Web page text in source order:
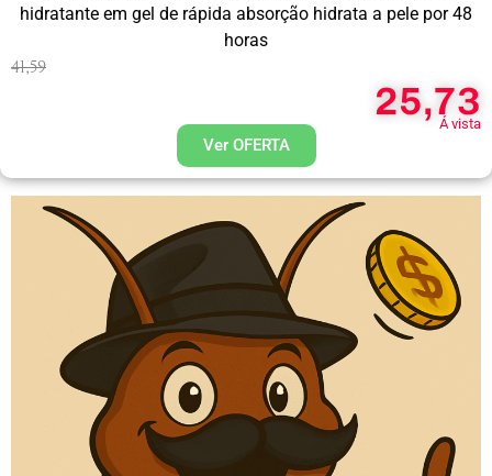
hidratante em gel de rápida absorção hidrata a pele por 48
horas
41,59
25,73
Á vista
Ver OFERTA